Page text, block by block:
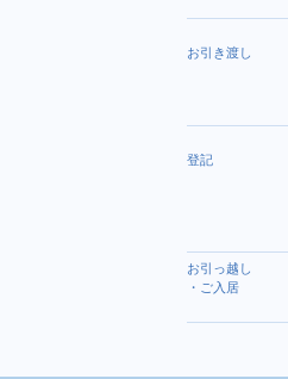
お引き渡し
登記
お引っ越し
・ ご入居